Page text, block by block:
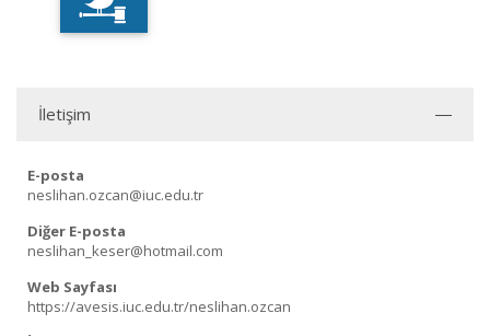
İletişim
E-posta
neslihan.ozcan@iuc.edu.tr
Diğer E-posta
neslihan_keser@hotmail.com
Web Sayfası
https://avesis.iuc.edu.tr/neslihan.ozcan